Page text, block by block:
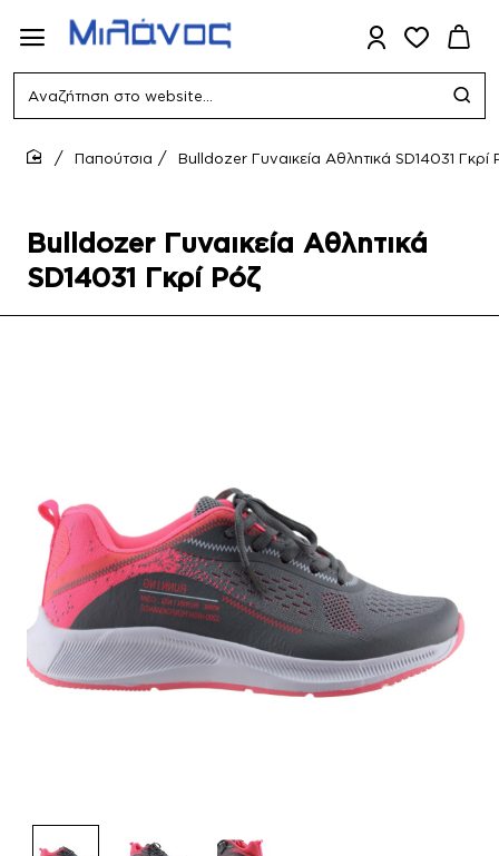
Αναζήτηση
website...
Bulldozer Γυναικεία Αθλητικά
SD14031 Γκρί Ρόζ
Παπούτσια Bulldozer Γυναικεία Αθλητικά SD14031 Γκρί